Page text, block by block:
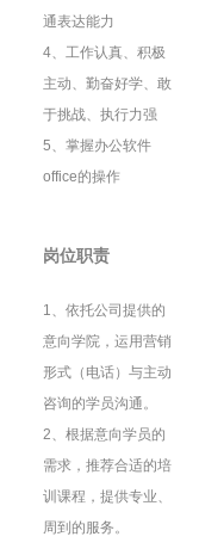
通表达能力
4、工作认真、积极
主动、勤奋好学、敢
于挑战、执行力强
5、掌握办公软件
office的操作
岗位职责
1、依托公司提供的
意向学院，运用营销
形式（电话）与主动
咨询的学员沟通。
2、根据意向学员的
需求，推荐合适的培
训课程，提供专业、
周到的服务。